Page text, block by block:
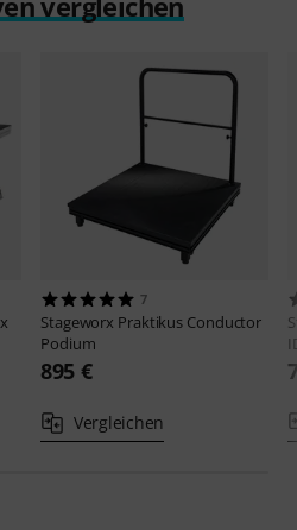
7
Stageworx Praktikus Conductor
Podium
895 €
Vergleichen